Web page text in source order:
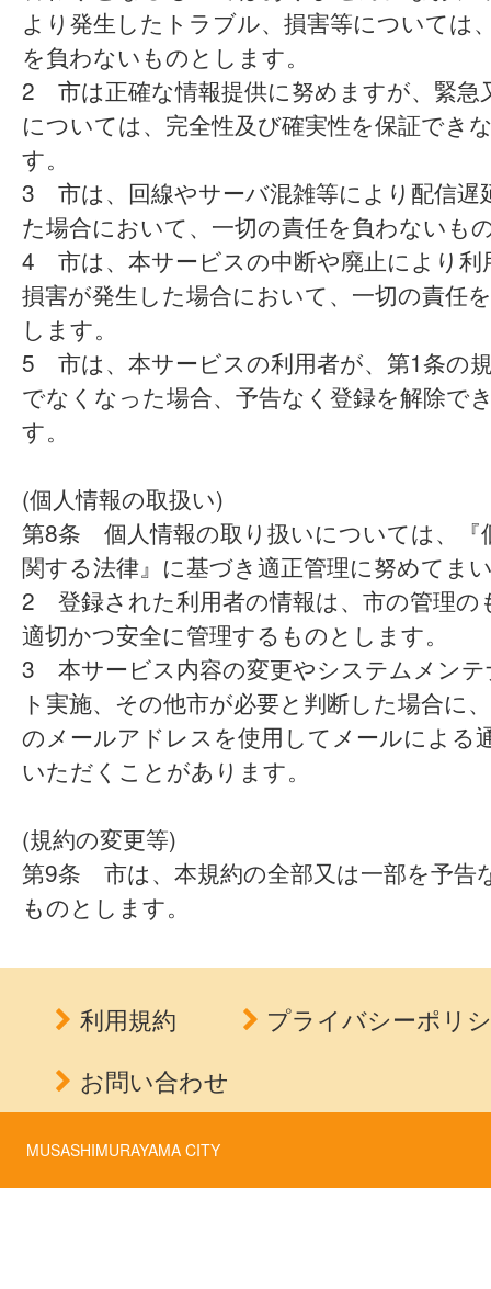
より発生したトラブル、損害等については
を負わないものとします。
2 市は正確な情報提供に努めますが、緊急
については、完全性及び確実性を保証でき
す。
3 市は、回線やサーバ混雑等により配信遅
た場合において、一切の責任を負わないも
4 市は、本サービスの中断や廃止により利
損害が発生した場合において、一切の責任
します。
5 市は、本サービスの利用者が、第1条の
でなくなった場合、予告なく登録を解除で
す。
(個人情報の取扱い)
第8条 個人情報の取り扱いについては、『
関する法律』に基づき適正管理に努めてま
2 登録された利用者の情報は、市の管理の
適切かつ安全に管理するものとします。
3 本サービス内容の変更やシステムメン
ト実施、その他市が必要と判断した場合に
のメールアドレスを使用してメールによる
いただくことがあります。
(規約の変更等)
第9条 市は、本規約の全部又は一部を予告
ものとします。
利用規約
プライバシーポリ
お問い合わせ
MUSASHIMURAYAMA CITY